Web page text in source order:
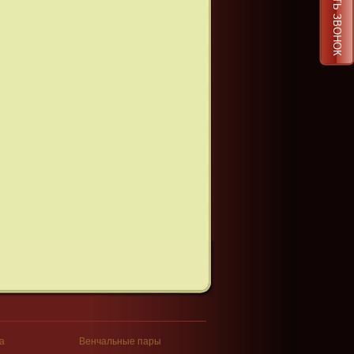
Венчальные пары